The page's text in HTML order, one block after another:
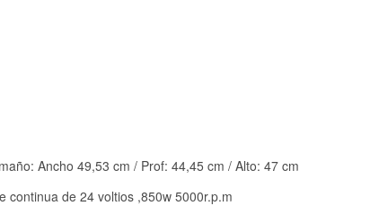
Ancho 49,53 cm / Prof: 44,45 cm / Alto: 47 cm
continua de 24 voltios ,850w 5000r.p.m